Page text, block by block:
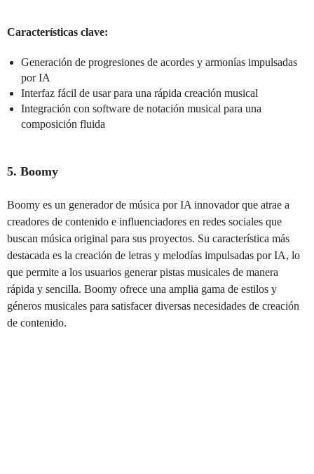
Características clave:
Generación de progresiones de acordes y armonías impulsadas
por IA
Interfaz fácil de usar para una rápida creación musical
Integración con software de notación musical para una
composición fluida
5. Boomy
Boomy es un generador de música por IA innovador que atrae a
creadores de contenido e influenciadores en redes sociales que
buscan música original para sus proyectos. Su característica más
destacada es la creación de letras y melodías impulsadas por IA, lo
que permite a los usuarios generar pistas musicales de manera
rápida y sencilla. Boomy ofrece una amplia gama de estilos y
géneros musicales para satisfacer diversas necesidades de creación
de contenido.